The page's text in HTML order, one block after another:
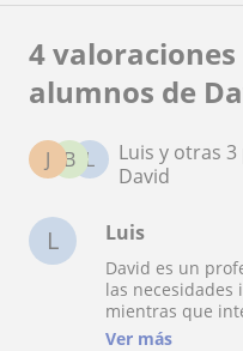
4
alumnos de
L
B
J
Luis y otras
David
L Luis
David es un
las
mientras que
del país. Siento
Ver más